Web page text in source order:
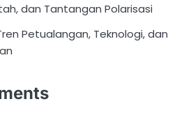
dan Tantangan Polarisasi
Petualangan, Teknologi, dan